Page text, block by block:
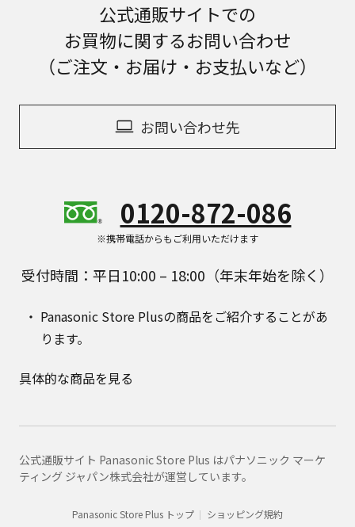
公式通販サイトでの
お買物に関するお問い合わせ
（ご注文・お届け・お支払いなど）
お問い合わせ先
0120-872-086
※携帯電話からもご利用いただけます
受付時間：平日10:00 – 18:00（年末年始を除く）
Panasonic Store Plusの商品をご紹介することがあ
ります。
具体的な商品を見る
公式通販サイト Panasonic Store Plus はパナソニック マーケ
ティング ジャパン株式会社が運営しています。
Panasonic Store Plus トップ
ショッピング規約